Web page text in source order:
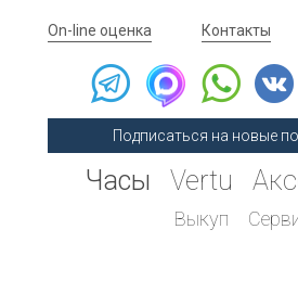
On-line оценка Контакты
Подписаться на новые
Часы Vertu
Выкуп